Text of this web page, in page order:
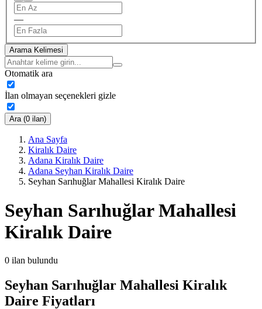
—
Arama Kelimesi
Otomatik ara
İlan olmayan seçenekleri gizle
Ara (0 ilan)
Ana Sayfa
Kiralık Daire
Adana Kiralık Daire
Adana Seyhan Kiralık Daire
Seyhan Sarıhuğlar Mahallesi Kiralık Daire
Seyhan Sarıhuğlar Mahallesi
Kiralık Daire
0 ilan bulundu
Seyhan Sarıhuğlar Mahallesi Kiralık
Daire Fiyatları